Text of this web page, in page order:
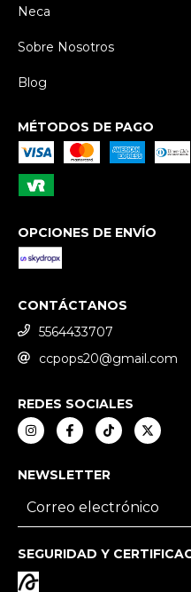
Neca
Sobre Nosotros
Blog
MÉTODOS DE PAGO
OPCIONES DE ENVÍO
CONTÁCTANOS
5564433707
ccpops20@gmail.com
REDES SOCIALES
NEWSLETTER
SEGURIDAD Y